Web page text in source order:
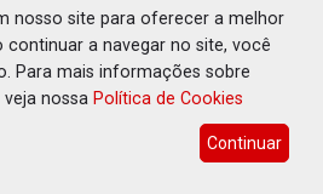
da PF
e apoio à direção
nosso site para oferecer a melhor
continuar a navegar no site, você
Para mais informações sobre
nossa Política de Cookies
Continuar